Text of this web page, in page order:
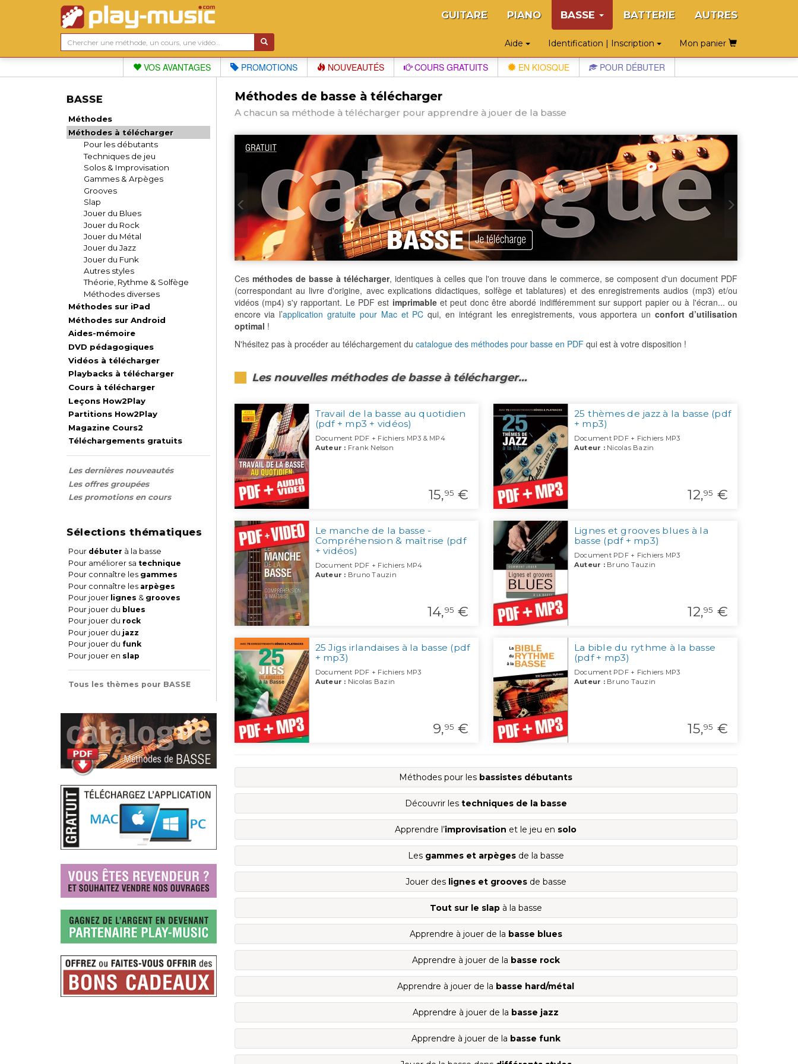
GUITARE PIANO BASSE BATTERIE AUTRES
Aide Identification | Inscription Mon panier
VOS AVANTAGES PROMOTIONS NOUVEAUTÉS COURS GRATUITS EN KIOSQUE POUR DÉBUTER
BASSE
Méthodes
Méthodes à télécharger
Pour les débutants
Techniques de jeu
Solos & Improvisation
Gammes & Arpèges
Grooves
Slap
Jouer du Blues
Jouer du Rock
Jouer du Métal
Jouer du Jazz
Jouer du Funk
Autres styles
Théorie, Rythme & Solfège
Méthodes diverses
Méthodes sur iPad
Méthodes sur Android
Aides-mémoire
DVD pédagogiques
Vidéos à télécharger
Playbacks à télécharger
Cours à télécharger
Leçons How2Play
Partitions How2Play
Magazine Cours2
Téléchargements gratuits
Les dernières nouveautés
Les offres groupées
Les promotions en cours
Sélections thématiques
Pour débuter à la basse
Pour améliorer sa technique
Pour connaître les gammes
Pour connaître les arpèges
Pour jouer lignes & grooves
Pour jouer du blues
Pour jouer du rock
Pour jouer du jazz
Pour jouer du funk
Pour jouer en slap
Tous les thèmes pour BASSE
Méthodes de basse à télécharger
A chacun sa méthode à télécharger pour apprendre à jouer de la basse
Ces méthodes de basse à télécharger, identiques à celles que l'on trouve dans le commerce, se composent d'un document PDF
(correspondant au livre d'origine, avec explications didactiques, solfège et tablatures) et des enregistrements audios (mp3) et/ou
vidéos (mp4) s'y rapportant. Le PDF est imprimableet peut donc être abordé indifféremment sur support papier ou à l'écran... ou
encore via l’application gratuite pour Mac et PC qui, en intégrant les enregistrements, vous apportera unconfort d’utilisation
optimal !
N'hésitez pas à procéder au téléchargement du catalogue des méthodes pour basse en PDFqui est à votre disposition !
Les nouvelles méthodes de basse à télécharger…
Travail de la basse au quotidien
(pdf + mp3 + vidéos)
Document PDF + Fichiers MP3 & MP4
Auteur : Frank Nelson
15,95 €
25 thèmes de jazz à la basse (pdf
+ mp3)
Document PDF + Fichiers MP3
Auteur :Nicolas Bazin
12,95 €
Le manche de la basse -
Compréhension & maîtrise (pdf
+ vidéos)
Document PDF + Fichiers MP4
Auteur : Bruno Tauzin
14,95 €
Lignes et grooves blues à la
basse (pdf + mp3)
Document PDF + Fichiers MP3
Auteur :Bruno Tauzin
12,95 €
25 Jigs irlandaises à la basse (pdf
+ mp3)
Document PDF + Fichiers MP3
Auteur : Nicolas Bazin
9,95 €
La bible du rythme à la basse
(pdf + mp3)
Document PDF + Fichiers MP3
Auteur :Bruno Tauzin
15,95 €
Méthodes pour les bassistes débutants
Découvrir les techniques de la basse
Apprendre l’improvisation et le jeu en solo
Les gammes et arpègesde la basse
Jouer des lignes et groovesde basse
Tout sur le slapà la basse
Apprendre à jouer de la basse blues
Apprendre à jouer de la basse rock
Apprendre à jouer de la basse hard/métal
Apprendre à jouer de la basse jazz
Apprendre à jouer de la basse funk